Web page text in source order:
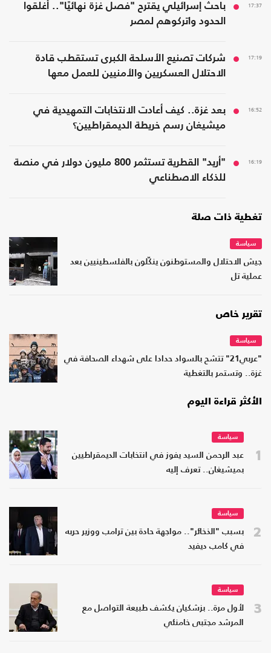
17:37
باحث إسرائيلي يقترح "فصل غزة نهائيًا".. أغلقوا
الحدود واتركوهم لمصر
17:19
شركات تصنيع الأسلحة الكبرى تستقطب قادة
الاحتلال العسكريين والأمنيين للعمل معها
16:52
بعد غزة.. كيف أعادت الانتخابات التمهيدية في
ميشيغان رسم خريطة الديمقراطيين؟
16:19
"أريد" القطرية تستثمر 800 مليون دولار في منصة
للذكاء الاصطناعي
تغطية ذات صلة
سياسة
جيش الاحتلال والمستوطنون ينكّلون بالفلسطينيين بعد
عملية تل
تقرير خاص
سياسة
"عربي21" تتشح بالسواد حدادا على شهداء الصحافة في
غزة.. وتستمر بالتغطية
الأكثر قراءة اليوم
1
سياسة
عبد الرحمن السيد يفوز في انتخابات الديمقراطيين
بميشيغان.. تعرف إليه
2
سياسة
بسبب "الذخائر".. مواجهة حادة بين ترامب ووزير حربه
في كامب ديفيد
3
سياسة
لأول مرة.. بزشكيان يكشف طبيعة التواصل مع
المرشد مجتبى خامنئي